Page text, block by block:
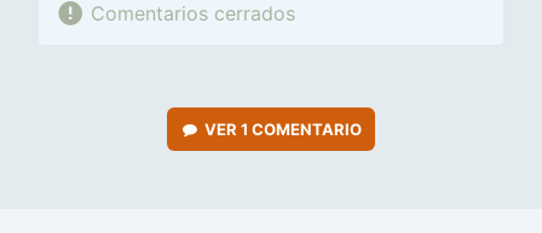
Comentarios cerrados
VER 1 COMENTARIO